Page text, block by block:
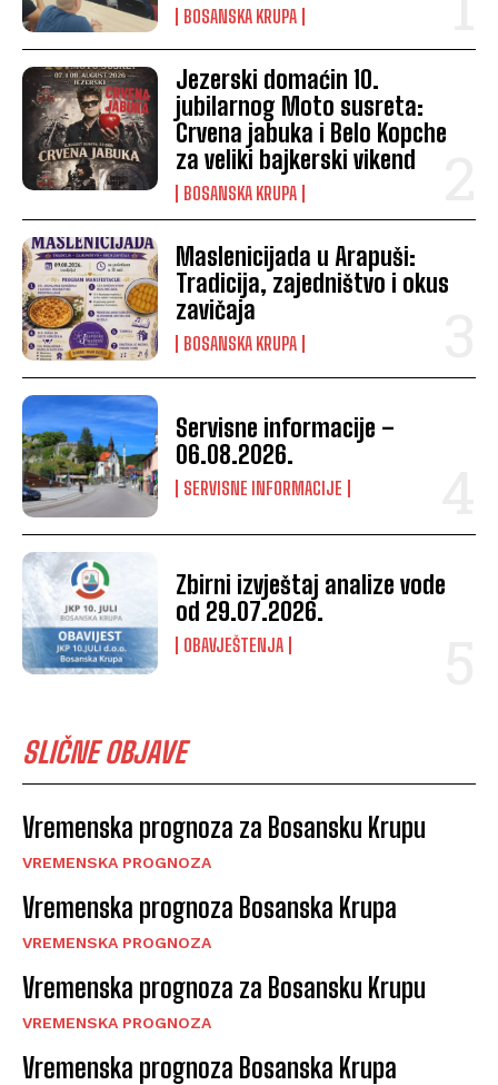
BOSANSKA KRUPA
Jezerski domaćin 10.
jubilarnog Moto susreta:
Crvena jabuka i Belo Kopche
za veliki bajkerski vikend
BOSANSKA KRUPA
Maslenicijada u Arapuši:
Tradicija, zajedništvo i okus
zavičaja
BOSANSKA KRUPA
Servisne informacije –
06.08.2026.
SERVISNE INFORMACIJE
Zbirni izvještaj analize vode
od 29.07.2026.
OBAVJEŠTENJA
SLIČNE OBJAVE
Vremenska prognoza za Bosansku Krupu
VREMENSKA PROGNOZA
Vremenska prognoza Bosanska Krupa
VREMENSKA PROGNOZA
Vremenska prognoza za Bosansku Krupu
VREMENSKA PROGNOZA
Vremenska prognoza Bosanska Krupa